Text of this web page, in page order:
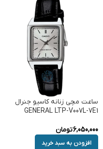
ساعت مچی زنانه کاسیو جنرال
GENERAL LTP-V007L-7E1
6,050,000تومان
افزودن به سبد خرید